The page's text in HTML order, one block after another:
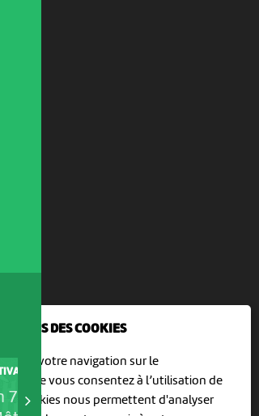
DES COOKIES
votre navigation sur le
site vous consentez à l’utilisation de
Les cookies nous permettent d'analyser
HORS TRIBU
7 août
ven 7 août